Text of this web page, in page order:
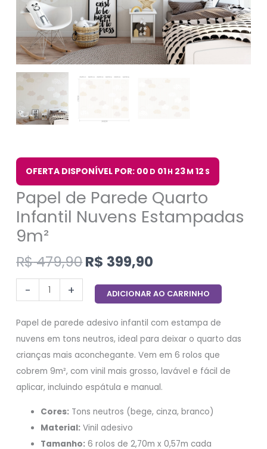
OFERTA DISPONÍVEL POR: 00 D 01H 23M 12 S
Papel de Parede Quarto
Infantil Nuvens Estampadas
9m²
R$479,90R$ 399,90
- + ADICIONAR AO CARRINHO
Papel de parede adesivo infantil com estampa de
nuvens em tons neutros, ideal para deixar o quarto das
crianças mais aconchegante. Vem em 6 rolos que
cobrem 9m², com vinil mais grosso, lavável e fácil de
aplicar, incluindo espátula e manual.
Cores: Tons neutros (bege, cinza, branco)
Material: Vinil adesivo
Tamanho: 6 rolos de 2,70m x 0,57m cada